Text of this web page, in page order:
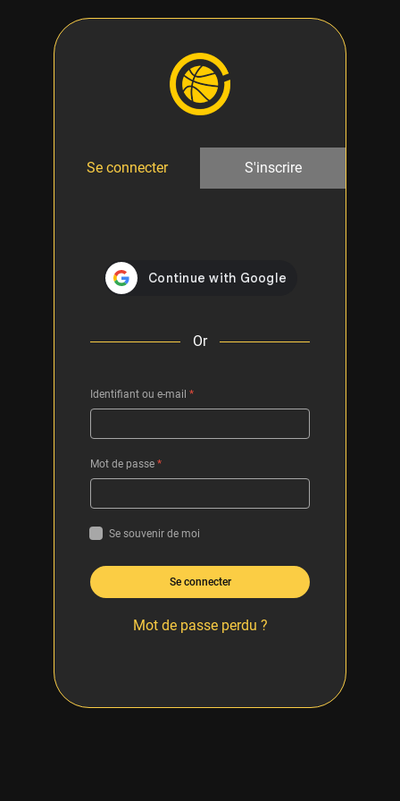
Se connecter S'inscrire
Or
Identifiant ou e-mail *
Mot de passe *
Se souvenir de moi
Se connecter
Mot de passe perdu ?